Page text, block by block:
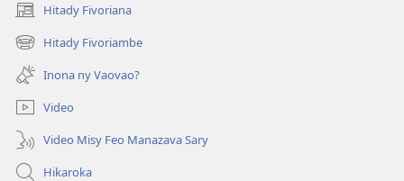
Hitady Fivoriana
(manokatra
rohy) Hitady Fivoriambe
(manokatra
rohy) Inona ny Vaovao?
Video
Video Misy Feo Manazava Sary
Hikaroka